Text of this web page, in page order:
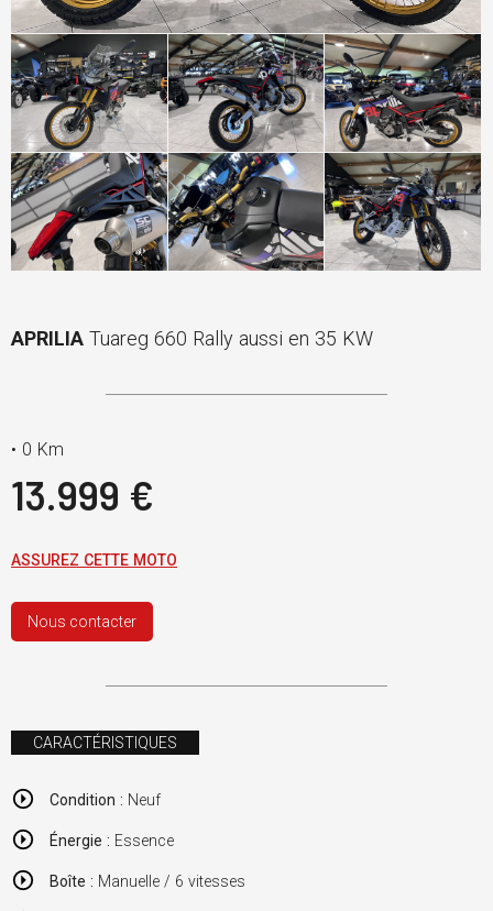
APRILIA Tuareg 660 Rally aussi en 35 KW
• 0 Km
13.999 €
ASSUREZ CETTE MOTO
Nous contacter
CARACTÉRISTIQUES
Condition : Neuf
Énergie : Essence
Boîte : Manuelle / 6 vitesses